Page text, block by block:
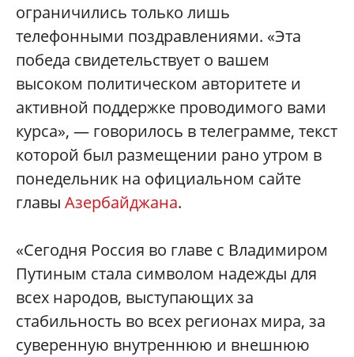
ограничились только лишь
телефонными поздравлениями. «Эта
победа свидетельствует о вашем
высоком политическом авторитете и
активной поддержке проводимого вами
курса», — говорилось в телеграмме, текст
которой был размещении рано утром в
понедельник на официальном сайте
главы Азербайджана.
«Сегодня Россия во главе с Владимиром
Путиным стала символом надежды для
всех народов, выступающих за
стабильность во всех регионах мира, за
суверенную внутреннюю и внешнюю